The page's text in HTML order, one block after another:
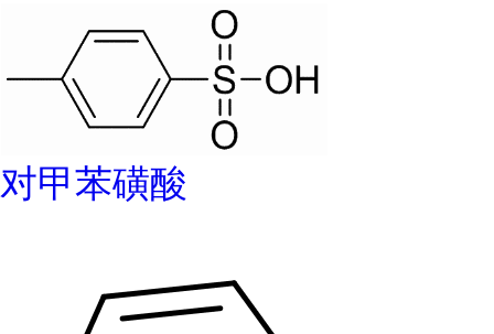
对甲苯磺酸